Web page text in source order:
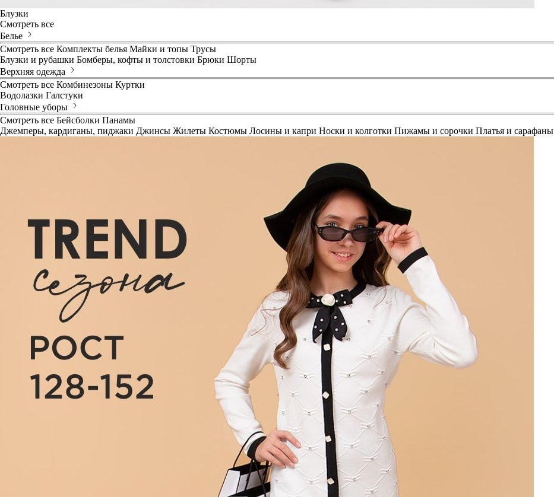
Блузки
Смотреть все
Белье
Смотреть все Комплекты белья Майки и топы Трусы
Блузки и рубашки Бомберы, кофты и толстовки Брюки Шорты
Верхняя одежда
Смотреть все Комбинезоны Куртки
Водолазки Галстуки
Головные уборы
Смотреть все Бейсболки Панамы
Джемперы, кардиганы, пиджаки Джинсы Жилеты Костюмы Лосины и капри Носки и колготки Пижамы и сорочки Платья и сарафаны